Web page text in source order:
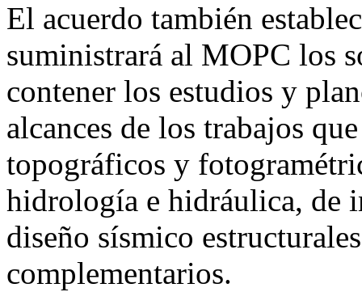
El acuerdo también
suministrará al MOPC los
contener los estudios y
alcances de los trabajos
topográficos y
hidrología e hidráulica, de
diseño sísmico
complementarios.